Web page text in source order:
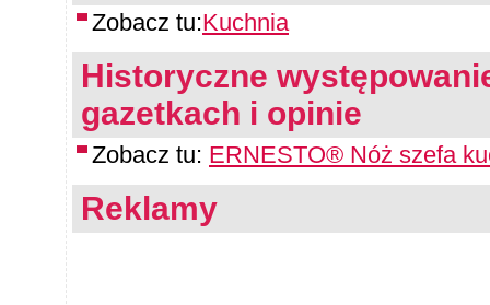
Zobacz tu:Kuchnia
Historyczne
gazetkach i opinie
Zobacz tu: ERNESTO® Nóż szefa
Reklamy